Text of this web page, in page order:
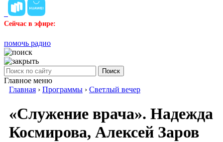
Сейчас в эфире:
помочь радио
Поиск
Главное меню
Главная › Программы › Светлый вечер
«Служение врача». Надежда
Космирова, Алексей Заров